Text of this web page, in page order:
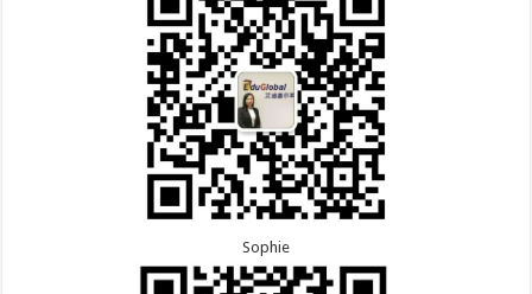
Sophie